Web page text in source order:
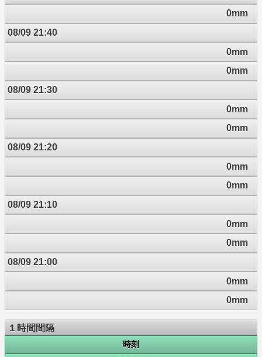
0mm
08/09 21:40
0mm
0mm
08/09 21:30
0mm
0mm
08/09 21:20
0mm
0mm
08/09 21:10
0mm
0mm
08/09 21:00
0mm
0mm
１時間間隔
時刻